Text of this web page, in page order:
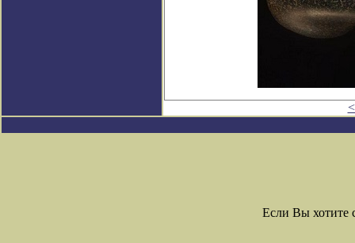
Если Вы хотите